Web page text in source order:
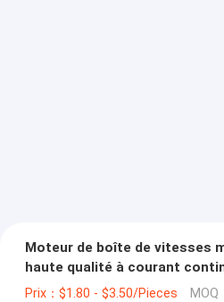
Moteur de boîte de vitesses
haute qualité à courant
12volt
Prix：$1.80 - $3.50/Pieces